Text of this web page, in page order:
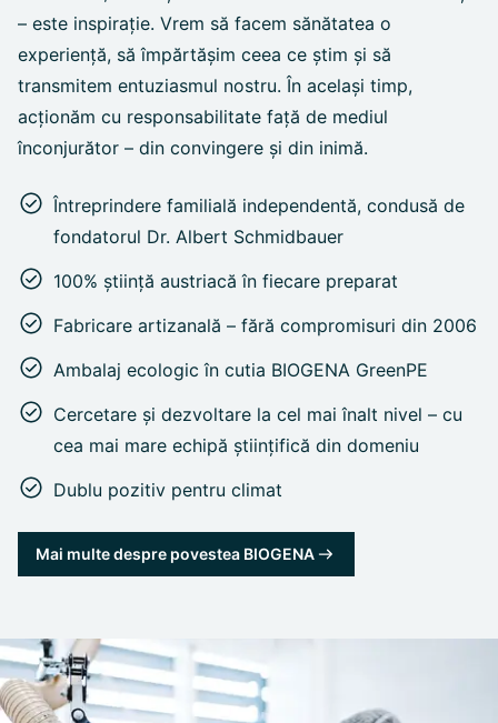
– este inspirație. Vrem să facem sănătatea o
experiență, să împărtășim ceea ce știm și să
transmitem entuziasmul nostru. În același timp,
acționăm cu responsabilitate față de mediul
înconjurător – din convingere și din inimă.
Întreprindere familială independentă, condusă de
fondatorul Dr. Albert Schmidbauer
100% știință austriacă în fiecare preparat
Fabricare artizanală – fără compromisuri din 2006
Ambalaj ecologic în cutia BIOGENA GreenPE
Cercetare și dezvoltare la cel mai înalt nivel – cu
cea mai mare echipă științifică din domeniu
Dublu pozitiv pentru climat
Mai multe despre povestea BIOGENA